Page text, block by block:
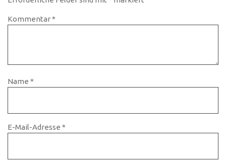
Kommentar*
Name *
E-Mail-Adresse *